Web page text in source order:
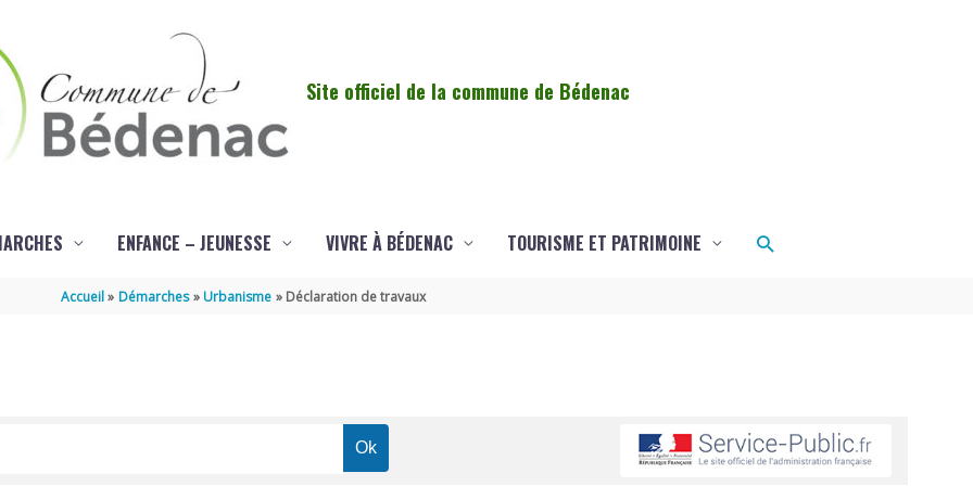
Site officiel de la commune de Bédenac
ENFANCE – JEUNESSE VIVRE À BÉDENAC TOURISME ET PATRIMOINE Rechercher
Accueil Démarches Urbanisme Déclaration de travaux